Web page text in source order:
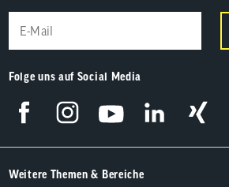
Folge uns auf Social Media
Weitere Themen & Bereiche